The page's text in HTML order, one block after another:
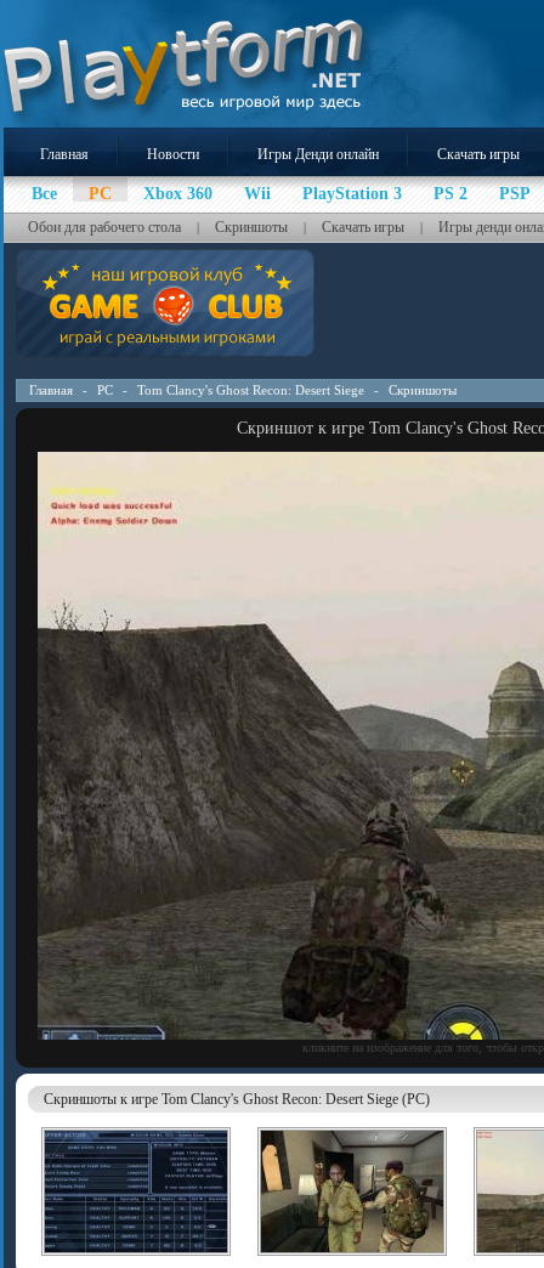
Главная Новости Игры Денди онлайн Скачать игры
Все PC Xbox 360 Wii PlayStation 3 PS 2 PSP
Обои для рабочего стола | Скриншоты | Скачать игры | Игры денди
Главная - PC - Tom Clancy's Ghost Recon: Desert Siege - Скриншоты
Скриншот к игре Tom Clancy's Ghost
кликните на изображение для того, чтобы
Скриншоты к игре Tom Clancy's Ghost Recon: Desert Siege (PC)